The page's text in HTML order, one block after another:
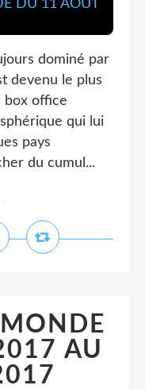
dominé par
devenu le plus
box office
qui lui
pays
du cumul...
AU